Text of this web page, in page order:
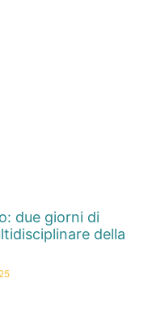
due giorni di
della